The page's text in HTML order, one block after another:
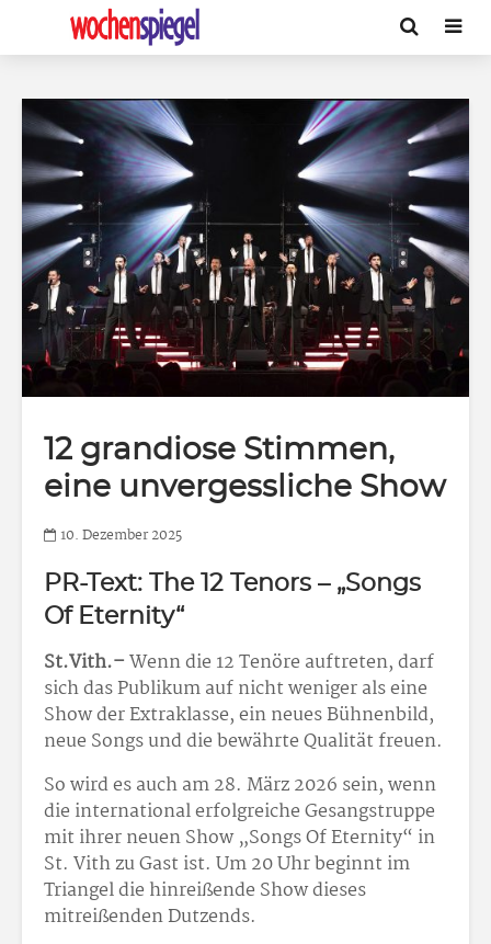
12 grandiose Stimmen,
eine unvergessliche Show
10. Dezember 2025
PR-Text: The 12 Tenors – „Songs
Of Eternity“
St.Vith.–Wenn die 12 Tenöre auftreten, darf
sich das Publikum auf nicht weniger als eine
Show der Extraklasse, ein neues Bühnenbild,
neue Songs und die bewährte Qualität freuen.
So wird es auch am 28. März 2026 sein, wenn
die international erfolgreiche Gesangstruppe
mit ihrer neuen Show „Songs Of Eternity“ in
St. Vith zu Gast ist. Um 20 Uhr beginnt im
Triangel die hinreißende Show dieses
mitreißenden Dutzends.